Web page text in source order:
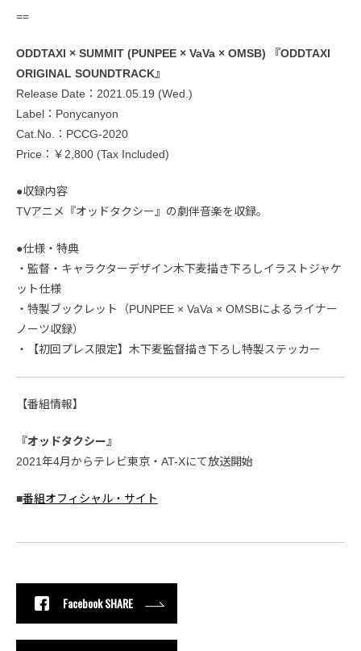
==
ODDTAXI × SUMMIT (PUNPEE × VaVa × OMSB) 『ODDTAXI
ORIGINAL SOUNDTRACK』
Release Date：2021.05.19 (Wed.)
Label：Ponycanyon
Cat.No.：PCCG-2020
Price：￥2,800 (Tax Included)
●収録内容
TVアニメ『オッドタクシー』の劇伴音楽を収録。
●仕様・特典
・監督・キャラクターデザイン木下麦描き下ろしイラストジャケ
ット仕様
・特製ブックレット（PUNPEE × VaVa × OMSBによるライナー
ノーツ収録）
・【初回プレス限定】木下麦監督描き下ろし特製ステッカー
【番組情報】
『オッドタクシー』
2021年4月からテレビ東京・AT-Xにて放送開始
■番組オフィシャル・サイト
Facebook SHARE